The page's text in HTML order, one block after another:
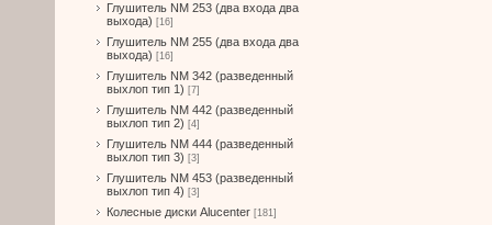
Глушитель NM 253 (два входа два
выхода) [16]
Глушитель NM 255 (два входа два
выхода) [16]
Глушитель NM 342 (разведенный
выхлоп тип 1) [7]
Глушитель NM 442 (разведенный
выхлоп тип 2) [4]
Глушитель NM 444 (разведенный
выхлоп тип 3) [3]
Глушитель NM 453 (разведенный
выхлоп тип 4) [3]
Колесные диски Alucenter [181]